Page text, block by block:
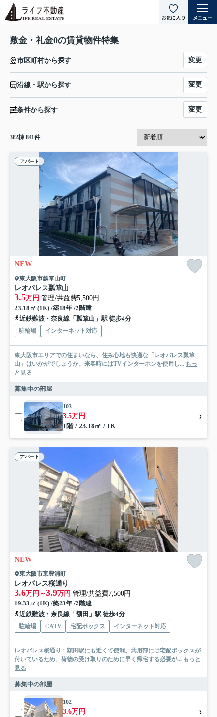
敷金・礼金0の賃貸物件特集
市区町村から探す 変更
沿線・駅から探す 変更
条件から探す 変更
382棟 841件
アパート
NEW
東大阪市瓢箪山町
レオパレス瓢箪山
3.5万円 管理/共益費5,500円
23.18㎡ (1K) /築18年 /2階建
近鉄難波・奈良線「瓢箪山」駅 徒歩4分
駐輪場 インターネット対応
東大阪市エリアでの住まいなら、住み心地も快適な「レオパレス瓢箪
山」はいかがでしょうか。来客時にはTVインターホンを使用し... もっ
と見る
募集中の部屋
103
3.5万円
1階 / 23.18㎡ / 1K
アパート
NEW
東大阪市東豊浦町
レオパレス桜通り
3.6万円～3.9万円 管理/共益費7,500円
19.33㎡ (1K) /築23年 /2階建
近鉄難波・奈良線「額田」駅 徒歩4分
駐輪場 CATV 宅配ボックス インターネット対応
レオパレス桜通り：額田駅にも近くて便利。共用部には宅配ボックスが
付いているため、荷物の受け取りのために早く帰宅する必要が... もっと
見る
募集中の部屋
102
3.6万円